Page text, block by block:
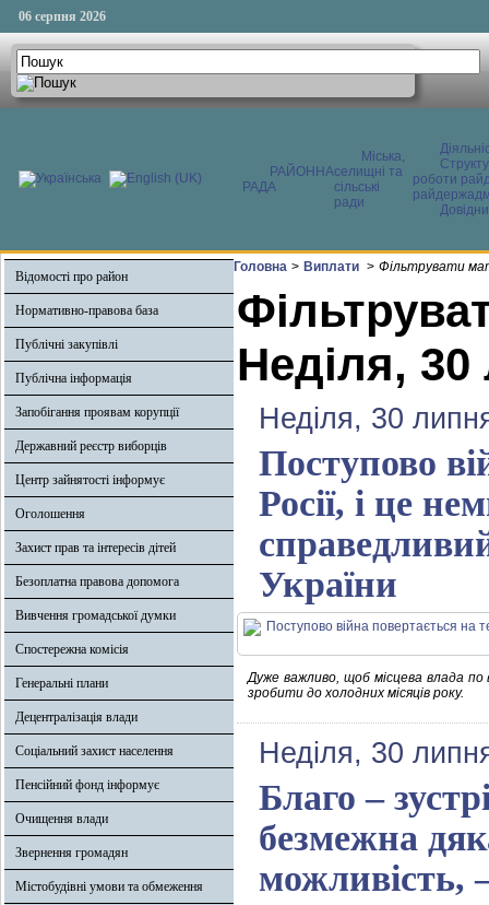
06 серпня 2026
РАЙОННА
РАДА
Міська,
селищні та
сільські
ради
роботи
Відомості про район
Нормативно-правова база
Публічні закупівлі
Публічна інформація
Запобігання проявам корупції
Державний реєстр виборців
Центр зайнятості інформує
Оголошення
Захист прав та інтересів дітей
Безоплатна правова допомога
Вивчення громадської думки
Спостережна комісія
Генеральні плани
Децентралізація влади
Соціальний захист населення
Пенсійний фонд інформує
Очищення влади
Звернення громадян
Містобудівні умови та обмеження
Головна > Виплати > Фільтрувати
Неділя,
Неділя, 30
Поступово
Росії, і це
України
Дуже важливо, щоб місцева влада по
зробити до холодних місяців року.
Неділя, 30
Благо –
безмежна
можливість,